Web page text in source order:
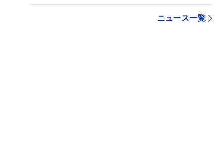
ニュース一覧